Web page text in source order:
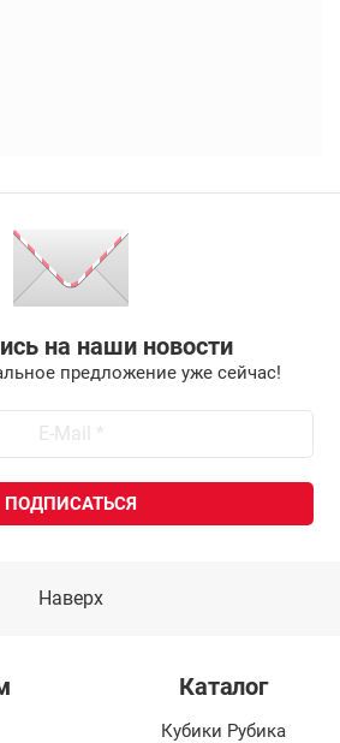
на наши новости
предложение уже сейчас!
Наверх
Каталог
Кубики Рубика